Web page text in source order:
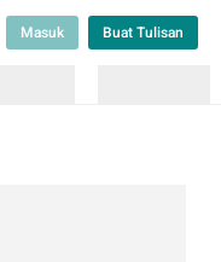
Masuk Buat Tulisan